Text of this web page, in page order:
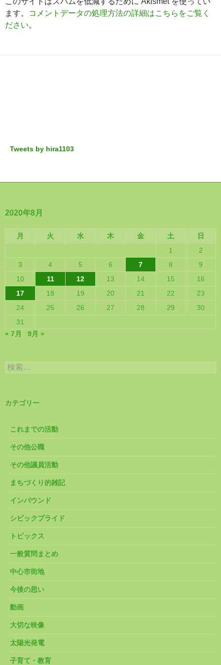
ます。
コメントデータの処理方法の詳細はこちらをご覧く
ださい。
Tweets by hira1103
2020年8月
月 火 水 木 金 土
日
1
2
3
4 5 6 7 8
9
10
11 12 13 14 15
16
17
18 19 20 21 22
23
24
25 26 27 28 29
30
31
« 7月
9月 »
検
索:
カテゴリー
これまでの活動
その他公職
その他議員活動
まちづくり的雑記
インバウンド
シビックプライド
トピックス
一般質問まとめ
中心市街地
今後の思い
動画
大切な映像
太陽光発電
子育て・教育